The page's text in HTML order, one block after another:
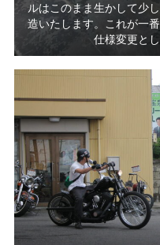
ルはこのまま生かして少
造いたします。これが一
仕様変更と